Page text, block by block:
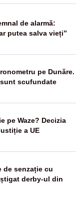
de alarmă:
putea salva vieți”
pe Dunăre.
scufundate
pe Waze? Decizia
a UE
de senzație cu
derby-ul din